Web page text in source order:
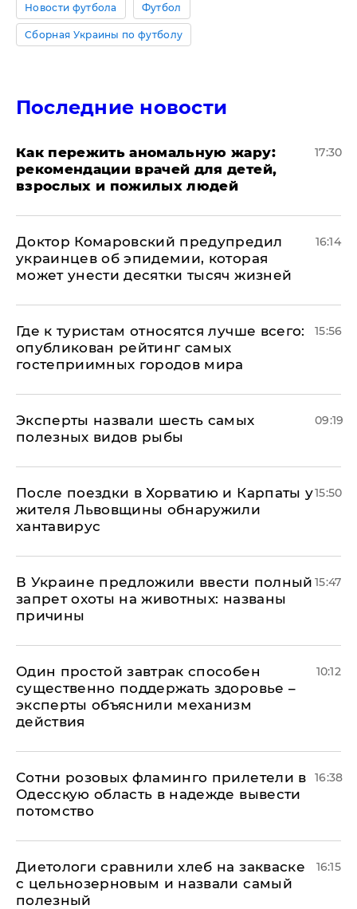
Новости футбола Футбол
Сборная Украины по футболу
Последние новости
Как пережить аномальную жару:
рекомендации врачей для детей,
взрослых и пожилых людей
17:30
Доктор Комаровский предупредил
украинцев об эпидемии, которая
может унести десятки тысяч жизней
16:14
Где к туристам относятся лучше всего:
опубликован рейтинг самых
гостеприимных городов мира
15:56
Эксперты назвали шесть самых
полезных видов рыбы
09:19
После поездки в Хорватию и Карпаты у
жителя Львовщины обнаружили
хантавирус
15:50
В Украине предложили ввести полный
запрет охоты на животных: названы
причины
15:47
Один простой завтрак способен
существенно поддержать здоровье –
эксперты объяснили механизм
действия
10:12
Сотни розовых фламинго прилетели в
Одесскую область в надежде вывести
потомство
16:38
Диетологи сравнили хлеб на закваске
с цельнозерновым и назвали самый
полезный
16:15